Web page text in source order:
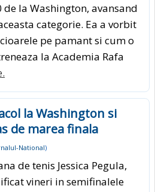
la Washington, avansand
categorie. Ea a vorbit
pe pamant si cum o
la Academia Rafa
la Washington si
de marea finala
National)
de tenis Jessica Pegula,
vineri in semifinalele